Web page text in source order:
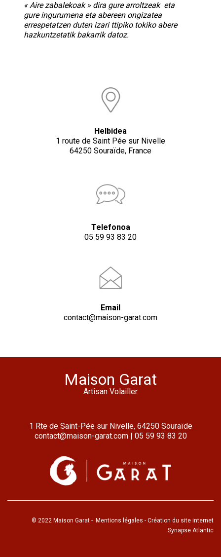
« Aire zabalekoak » dira gure arroltzeak eta
gure ingurumena eta abereen ongizatea
errespetatzen duten izari ttipiko tokiko abere
hazkuntzetatik bakarrik datoz.
Helbidea
1 route de Saint Pée sur Nivelle
64250 Souraïde, France
Telefonoa
05 59 93 83 20
Email
contact@maison-garat.com
Maison Garat
Artisan Volailler
1 Rte de Saint-Pée sur Nivelle, 64250 Souraïde
contact@maison-garat.com| 05 59 93 83 20
© 2022 Maison Garat - Mentions légales - Création du site internet
Synapse Atlantic